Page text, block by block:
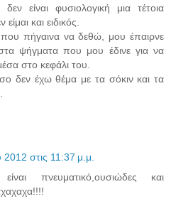
είναι φυσιολογική μια τέτοια
και ειδικός.
πήγαινα να δεθώ, μου έπαιρνε
ψήγματα που μου έδινε για να
στο κεφάλι του.
δεν έχω θέμα με τα σόκιν και τα
στις 11:37 μ.μ.
πνευματικό,ουσιώδες και